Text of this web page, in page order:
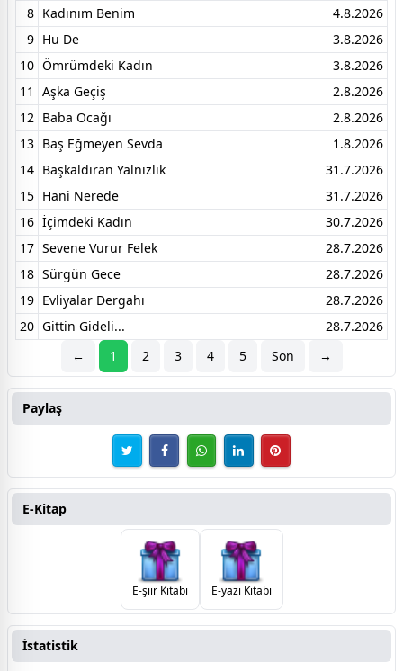
8 Kadınım Benim
4.8.2026
9 Hu De
3.8.2026
10 Ömrümdeki Kadın
3.8.2026
11
Aşka Geçiş
2.8.2026
12 Baba Ocağı
2.8.2026
13 Baş Eğmeyen Sevda
1.8.2026
14 Başkaldıran Yalnızlık
31.7.2026
15 Hani Nerede
31.7.2026
16 İçimdeki Kadın
30.7.2026
17 Sevene Vurur Felek
28.7.2026
18 Sürgün Gece
28.7.2026
19 Evliyalar Dergahı
28.7.2026
20 Gittin Gideli...
28.7.2026
←
1 2 3 4 5 Son →
Paylaş
E-Kitap
E-şiir Kitabı E-yazı Kitabı
İstatistik